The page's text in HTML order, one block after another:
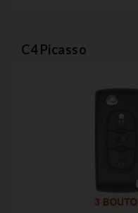
C4 Picasso